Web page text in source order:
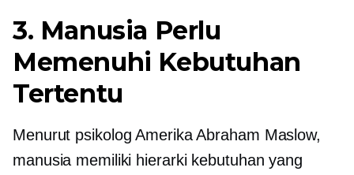
3. Manusia Perlu
Memenuhi Kebutuhan
Tertentu
Menurut psikolog Amerika Abraham Maslow,
manusia memiliki hierarki kebutuhan yang